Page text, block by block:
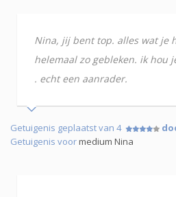
Nina, jij bent top. alles wat je
helemaal zo gebleken. ik hou
. echt een aanrader.
Getuigenis geplaatst van 4
Getuigenis voormedium Nina